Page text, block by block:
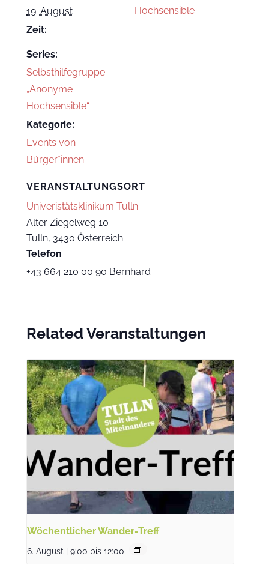
19. August
Zeit:
Series:
Selbsthilfegruppe
„Anonyme
Hochsensible“
Kategorie:
Events von
Bürger*innen
VERANSTALTUNGSORT
Univeristätsklinikum Tulln
Alter Ziegelweg 10
Tulln, 3430 Österreich
Telefon
+43 664 210 00 90 Bernhard
Hochsensible
Related Veranstaltungen
Wöchentlicher Wander-Treff
6. August | 9:00 bis 12:00